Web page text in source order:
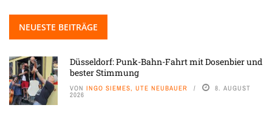
NEUESTE BEITRÄGE
Düsseldorf: Punk-Bahn-Fahrt mit Dosenbier und
bester Stimmung
VON INGO SIEMES, UTE NEUBAUER 8. AUGUST
2026